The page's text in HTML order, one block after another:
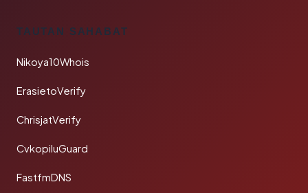
TAUTAN SAHABAT
Nikoya10Whois
ErasietoVerify
ChrisjatVerify
CvkopiluGuard
FastfmDNS